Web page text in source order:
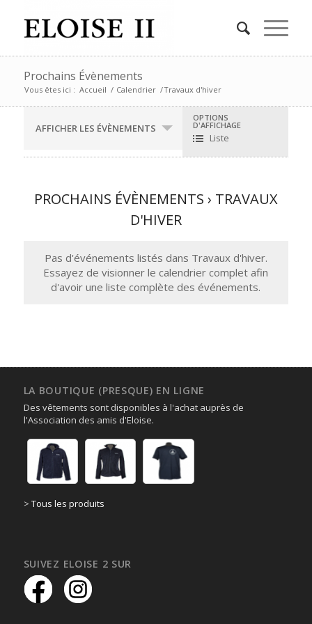
Prochains Évènements
Vous êtes ici : Accueil / Calendrier /Travaux d'hiver
AFFICHER LES ÉVÈNEMENTS
Navigation
par
l'affichage
événements
OPTIONS
D'AFFICHAGE
Liste
PROCHAINS ÉVÈNEMENTS › TRAVAUX
D'HIVER
Pas d'événements listés dans Travaux d'hiver.
Essayez de visionner le calendrier complet afin
d'avoir une liste complète des événements.
Évènements
LA BOUTIQUE (PRESQUE) EN LIGNE
Des vêtements sont disponibles à l'achat auprès de
l'Association des amis d'Eloise.
> Tous les produits
SUIVEZ ELOISE 2 SUR